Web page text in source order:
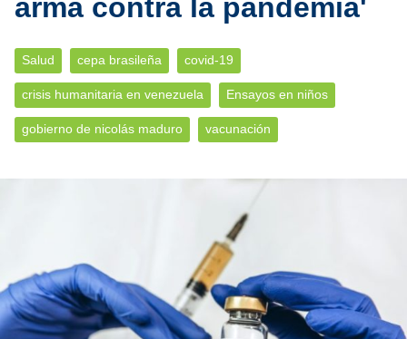
arma contra la pandemia'
Salud cepa brasileña covid-19
crisis humanitaria en venezuela Ensayos en niños
gobierno de nicolás maduro vacunación